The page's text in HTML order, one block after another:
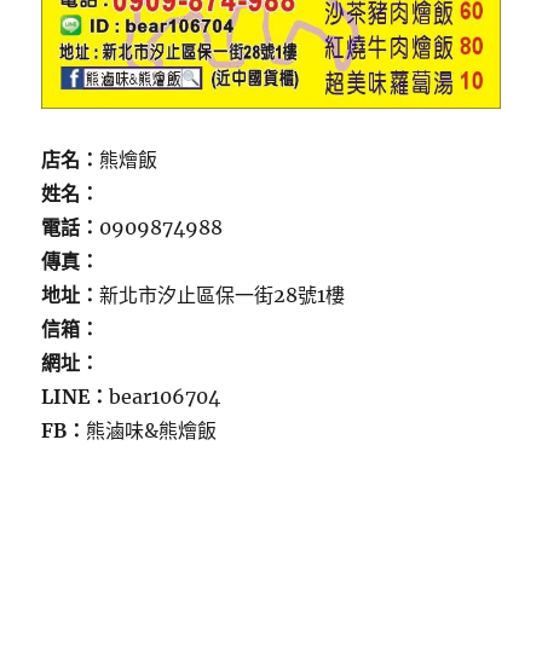
店名： 熊燴飯
姓名：
電話： 0909874988
傳真：
地址：新北市汐止區保一街28號1樓
信箱：
網址：
LINE：bear106704
FB： 熊滷味&熊燴飯